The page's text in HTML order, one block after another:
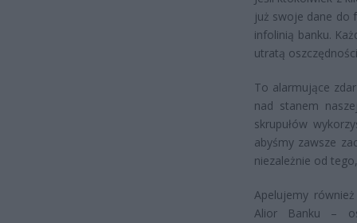
już swoje dane do
infolinią banku.
utratą
To alarmujące
nad stanem
skrupułów
abyśmy zawsze
niezależnie od
Apelujemy
Alior Banku –